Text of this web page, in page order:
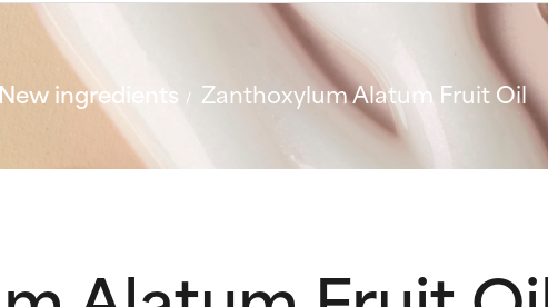
New ingredients
Zanthoxylum Alatum Fruit Oil